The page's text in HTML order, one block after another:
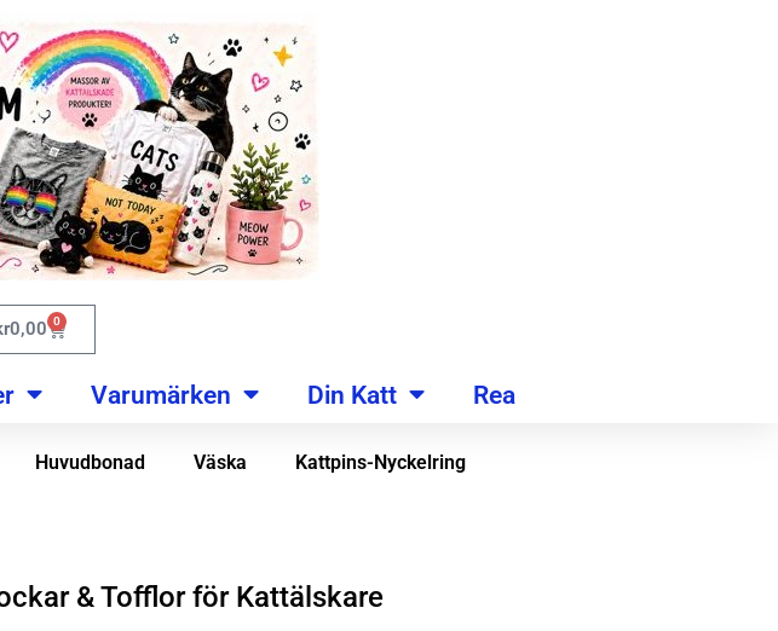
0,00 0
Varumärken Din Katt Rea
Huvudbonad Väska Kattpins-Nyckelring
& Tofflor för Kattälskare